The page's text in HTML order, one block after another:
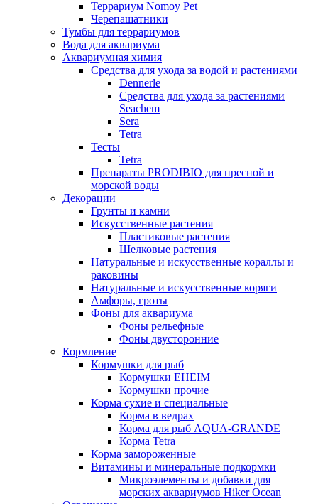
Террариум Nomoy Pet
Черепашатники
Тумбы для террариумов
Вода для аквариума
Аквариумная химия
Средства для ухода за водой и растениями
Dennerle
Средства для ухода за растениями
Seachem
Sera
Tetra
Тесты
Tetra
Препараты PRODIBIO для пресной и
морской воды
Декорации
Грунты и камни
Искусственные растения
Пластиковые растения
Шелковые растения
Натуральные и искусственные кораллы и
раковины
Натуральные и искусственные коряги
Амфоры, гроты
Фоны для аквариума
Фоны рельефные
Фоны двусторонние
Кормление
Кормушки для рыб
Кормушки EHEIM
Кормушки прочие
Корма сухие и специальные
Корма в ведрах
Корма для рыб AQUA-GRANDE
Корма Tetra
Корма замороженные
Витамины и минеральные подкормки
Микроэлементы и добавки для
морских аквариумов Hiker Ocean